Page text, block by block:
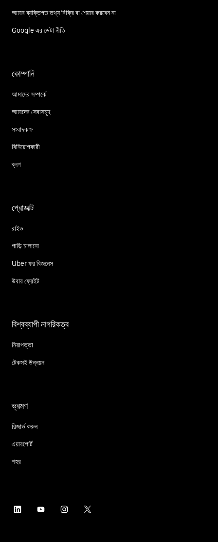
আমার ব্যক্তিগত তথ্য বিক্রি বা শেয়ার করবেন না
Google এর ডেটা নীতি
কোম্পানি
আমাদের সম্পর্কে
আমাদের সেবাসমূহ
সংবাদকক্ষ
বিনিয়োগকারী
ব্লগ
প্রোডাক্ট
রাইড
গাড়ি চালানো
Uber ফর বিজনেস
উবার ফ্রেইট
বিশ্বব্যাপী নাগরিকত্ব
নিরাপত্তা
টেকসই উন্নয়ন
ভ্রমণ
রিজার্ভ করুন
এয়ারপোর্ট
শহর